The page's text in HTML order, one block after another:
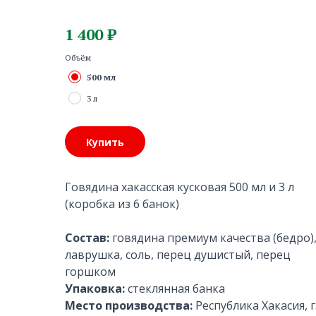
1 400 ₽
Объём
500 мл
3 л
Купить
Говядина хакасская кусковая 500 мл и 3 л
(коробка из 6 банок)
Состав: говядина премиум качества (бедро),
лаврушка, соль, перец душистый, перец
горшком
Упаковка:стеклянная банка
Место производства: Республика Хакасия,